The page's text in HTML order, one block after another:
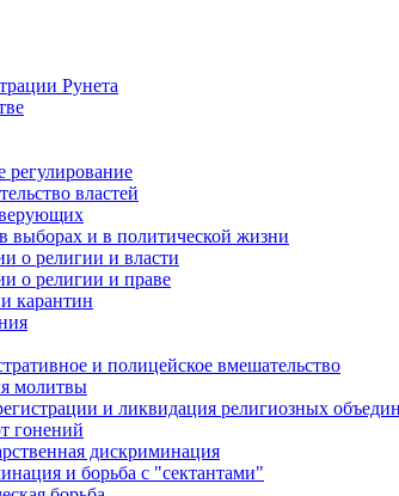
Рунета
регулирование
властей
выборах и в политической жизни
о религии и власти
о религии и праве
карантин
и полицейское вмешательство
молитвы
и ликвидация религиозных
гонений
дискриминация
и борьба с "сектантами"